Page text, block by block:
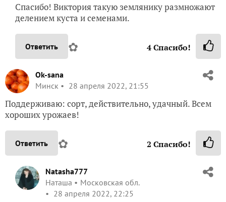
Спасибо! Виктория такую землянику размножают
делением куста и семенами.
Ответить ✿ 4Спасибо!
Ok-sana
Минск
28 апреля 2022, 21:55
Поддерживаю: сорт, действительно, удачный. Всем
хороших урожаев!
Ответить ✿ 2 Спасибо!
Natasha777
Наташа
Московская обл.
28 апреля 2022, 22:25